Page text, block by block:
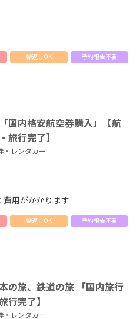
繰返しOK
予約報告不要
国内格安航空券購入」【航
旅行完了】
・レンタカー
用がかかります
繰返しOK
予約報告不要
の旅、鉄道の旅 「国内旅行
行完了】
・レンタカー